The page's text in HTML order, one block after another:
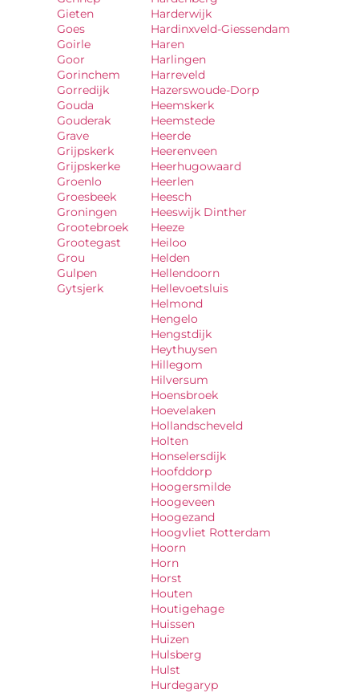
Gieten
Goes
Goirle
Goor
Gorinchem
Gorredijk
Gouda
Gouderak
Grave
Grijpskerk
Grijpskerke
Groenlo
Groesbeek
Groningen
Grootebroek
Grootegast
Grou
Gulpen
Gytsjerk
Harderwijk
Hardinxveld-Giessendam
Haren
Harlingen
Harreveld
Hazerswoude-Dorp
Heemskerk
Heemstede
Heerde
Heerenveen
Heerhugowaard
Heerlen
Heesch
Heeswijk Dinther
Heeze
Heiloo
Helden
Hellendoorn
Hellevoetsluis
Helmond
Hengelo
Hengstdijk
Heythuysen
Hillegom
Hilversum
Hoensbroek
Hoevelaken
Hollandscheveld
Holten
Honselersdijk
Hoofddorp
Hoogersmilde
Hoogeveen
Hoogezand
Hoogvliet Rotterdam
Hoorn
Horn
Horst
Houten
Houtigehage
Huissen
Huizen
Hulsberg
Hulst
Hurdegaryp